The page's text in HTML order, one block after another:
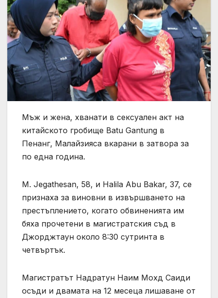
Мъж и жена, хванати в сексуален акт на
китайското гробище Batu Gantung в
Пенанг, Малайзияса вкарани в затвора за
по една година.
M. Jegathesan, 58, и Halila Abu Bakar, 37, се
признаха за виновни в извършването на
престъплението, когато обвиненията им
бяха прочетени в магистратския съд в
Джорджтаун около 8:30 сутринта в
четвъртък.
Магистратът Надратун Наим Мохд Саиди
осъди и двамата на 12 месеца лишаване от